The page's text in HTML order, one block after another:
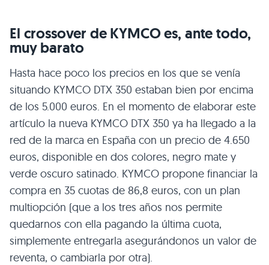
El crossover de KYMCO es, ante todo,
muy barato
Hasta hace poco los precios en los que se venía
situando KYMCO DTX 350 estaban bien por encima
de los 5.000 euros. En el momento de elaborar este
artículo la nueva KYMCO DTX 350 ya ha llegado a la
red de la marca en España con un precio de 4.650
euros, disponible en dos colores, negro mate y
verde oscuro satinado. KYMCO propone financiar la
compra en 35 cuotas de 86,8 euros, con un plan
multiopción (que a los tres años nos permite
quedarnos con ella pagando la última cuota,
simplemente entregarla asegurándonos un valor de
reventa, o cambiarla por otra).